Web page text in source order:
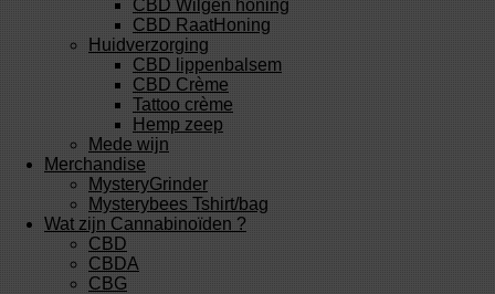
CBD Wilgen honing
CBD RaatHoning
Huidverzorging
CBD lippenbalsem
CBD Crème
Tattoo crème
Hemp zeep
Mede wijn
Merchandise
MysteryGrinder
Mysterybees Tshirt/bag
Wat zijn Cannabinoïden ?
CBD
CBDA
CBG